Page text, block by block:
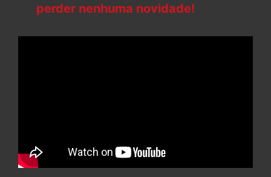
perder nenhuma novidade!